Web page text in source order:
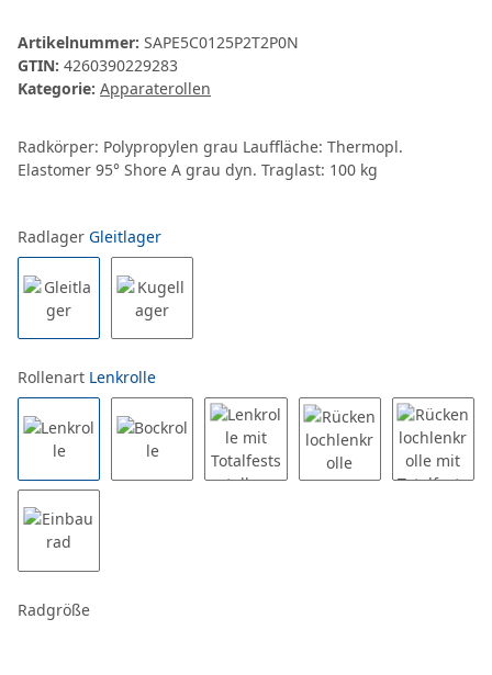
Artikelnummer: SAPE5C0125P2T2P0N
GTIN: 4260390229283
Kategorie: Apparaterollen
Radkörper: Polypropylen grau Lauffläche: Thermopl.
Elastomer 95° Shore A grau dyn. Traglast: 100 kg
Radlager Gleitlager
Rollenart Lenkrolle
Radgröße